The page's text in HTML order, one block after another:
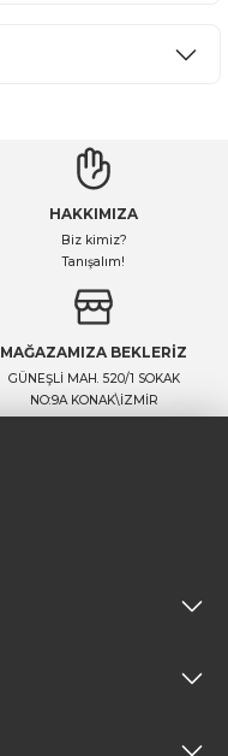
HAKKIMIZA
Biz kimiz?
Tanışalım!
MAĞAZAMIZA BEKLERİZ
GÜNEŞLİ MAH. 520/1 SOKAK
NO:9A KONAK\İZMİR